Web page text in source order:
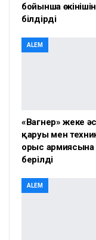
бойынша өкінішін
білдірді
ALEM
«Вагнер» жеке
қаруы мен
орыс армиясына
берілді
ALEM